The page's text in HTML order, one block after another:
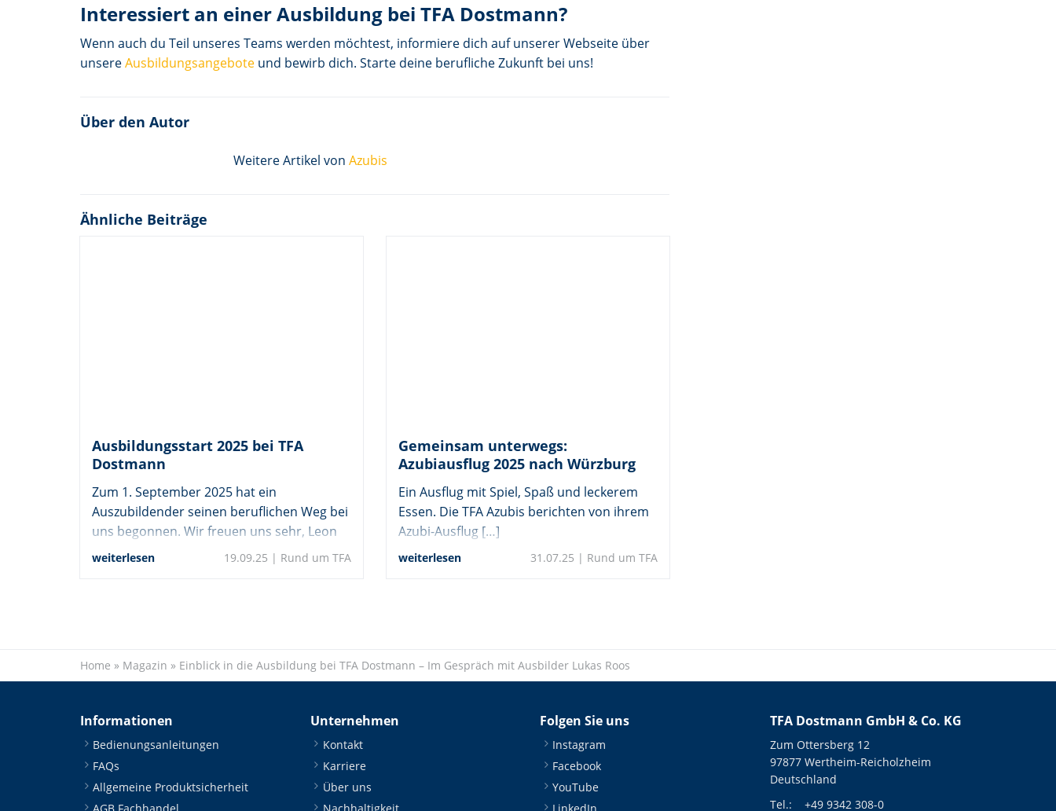
Interessiert an einer Ausbildung bei TFA Dostmann?
Wenn auch du Teil unseres Teams werden möchtest, informiere dich auf unserer Webseite über
unsereAusbildungsangebote und bewirb dich. Starte deine berufliche Zukunft bei uns!
Über den Autor
Weitere Artikel von Azubis
Ähnliche Beiträge
Ausbildungsstart 2025 bei TFA
Dostmann
Zum 1. September 2025 hat ein
Auszubildender seinen beruflichen Weg bei
uns begonnen. Wir freuen uns sehr, Leon
Taut als neues Teammitglied bei TFA
weiterlesen 19.09.25 | Rund um TFA
Gemeinsam unterwegs:
Azubiausflug 2025 nach Würzburg
Ein Ausflug mit Spiel, Spaß und leckerem
Essen. Die TFA Azubis berichten von ihrem
Azubi-Ausflug […]
weiterlesen 31.07.25 | Rund um TFA
Home » Magazin » Einblick in die Ausbildung bei TFA Dostmann – Im Gespräch mit Ausbilder Lukas Roos
Informationen
Bedienungsanleitungen
FAQs
Allgemeine Produktsicherheit
Unternehmen
Kontakt
Karriere
Über uns
Folgen Sie uns
Instagram
Facebook
YouTube
TFA Dostmann GmbH & Co. KG
Zum Ottersberg 12
97877 Wertheim-Reicholzheim
Deutschland
Tel.:
+49 9342 308-0